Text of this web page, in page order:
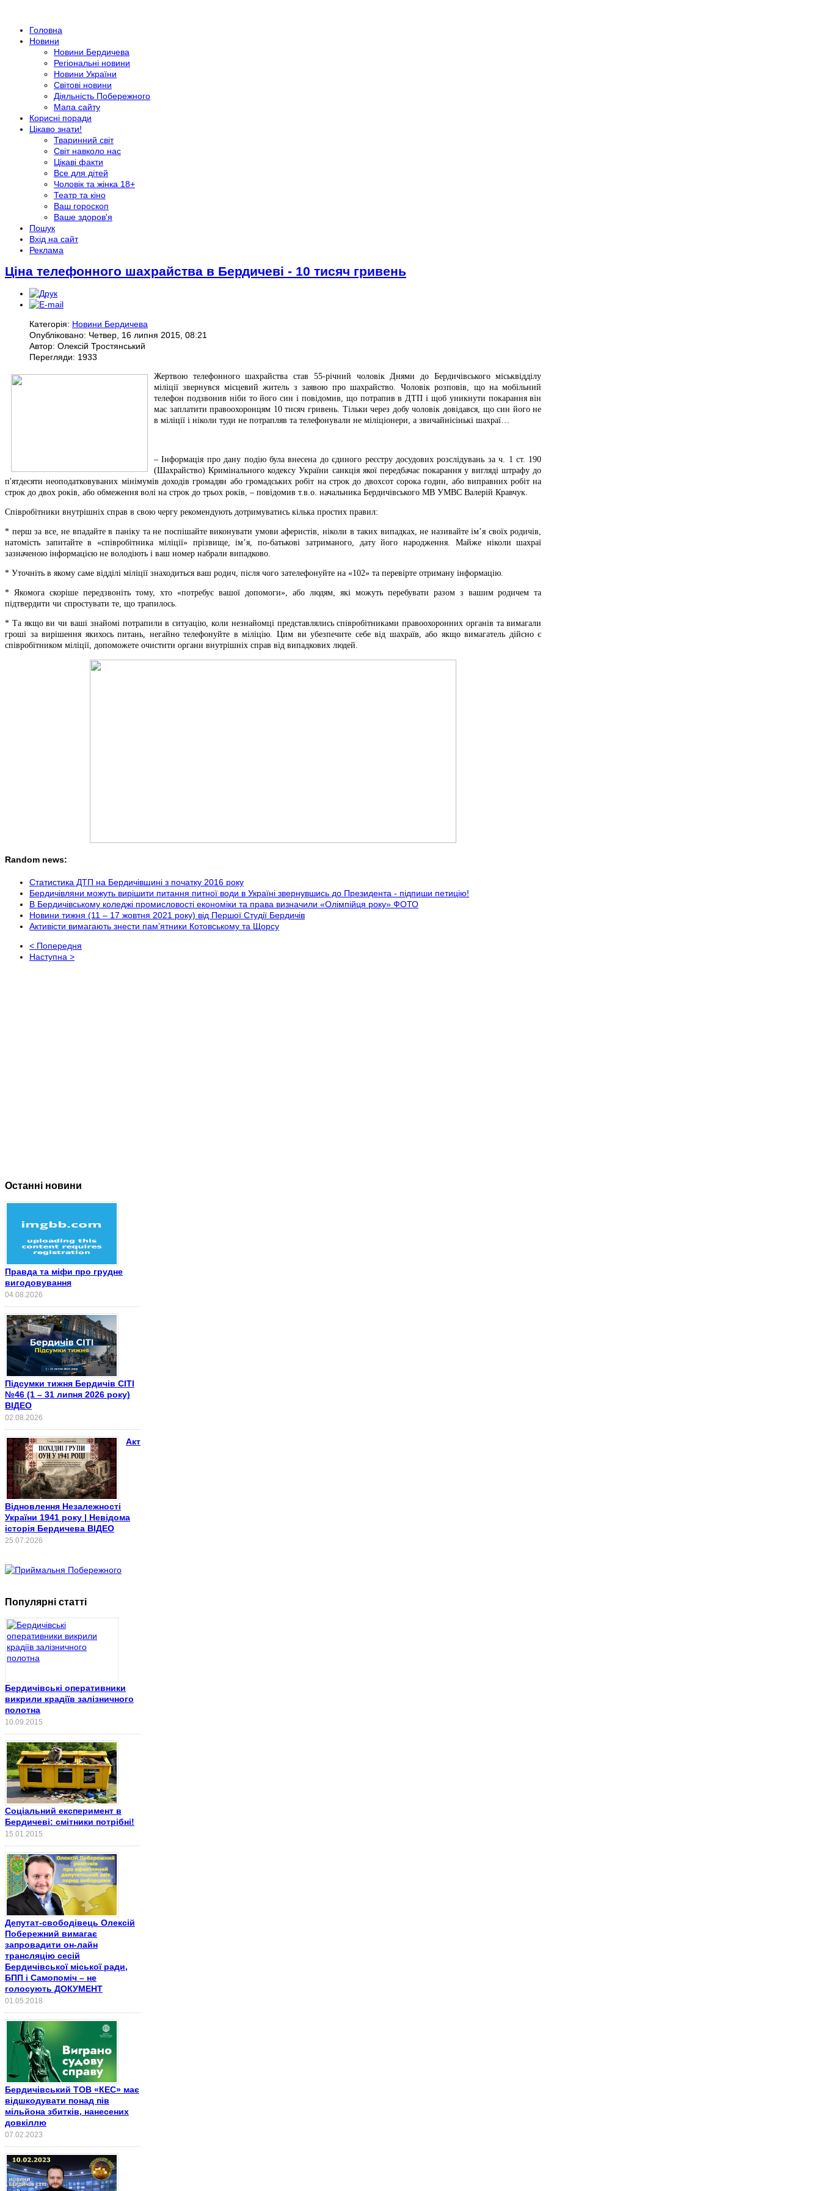
Головна
Новини
Новини Бердичева
Регіональні новини
Новини України
Світові новини
Діяльність Побережного
Мапа сайту
Корисні поради
Цікаво знати!
Тваринний світ
Світ навколо нас
Цікаві факти
Все для дітей
Чоловік та жінка 18+
Театр та кіно
Ваш гороскоп
Ваше здоров'я
Пошук
Вхід на сайт
Реклама
Ціна телефонного шахрайства в Бердичеві - 10 тисяч гривень
Категорія: Новини Бердичева
Опубліковано: Четвер, 16 липня 2015, 08:21
Автор: Олексій Тростянський
Перегляди: 1933
Жертвою телефонного шахрайства став 55-річний чоловік Днями до Бердичівського міськвідділу
міліції звернувся місцевий житель з заявою про шахрайство. Чоловік розповів, що на мобільний
телефон подзвонив ніби то його син і повідомив, що потрапив в ДТП і щоб уникнути покарання він
має заплатити правоохоронцям 10 тисяч гривень. Тільки через добу чоловік довідався, що син його не
в міліції і ніколи туди не потрапляв та телефонували не міліціонери, а звичайнісінькі шахраї…
– Інформація про дану подію була внесена до єдиного реєстру досудових розслідувань за ч. 1 ст. 190
(Шахрайство) Кримінального кодексу України санкція якої передбачає покарання у вигляді штрафу до
п'ятдесяти неоподатковуваних мінімумів доходів громадян або громадських робіт на строк до двохсот сорока годин, або виправних робіт на
строк до двох років, або обмеження волі на строк до трьох років, – повідомив т.в.о. начальника Бердичівського МВ УМВС Валерій Кравчук.
Співробітники внутрішніх справ в свою чергу рекомендують дотримуватись кілька простих правил:
* перш за все, не впадайте в паніку та не поспішайте виконувати умови аферистів, ніколи в таких випадках, не називайте ім’я своїх родичів,
натомість запитайте в «співробітника міліції» прізвище, ім’я, по-батькові затриманого, дату його народження. Майже ніколи шахраї
зазначеною інформацією не володіють і ваш номер набрали випадково.
* Уточніть в якому саме відділі міліції знаходиться ваш родич, після чого зателефонуйте на «102» та перевірте отриману інформацію.
* Якомога скоріше передзвоніть тому, хто «потребує вашої допомоги», або людям, які можуть перебувати разом з вашим родичем та
підтвердити чи спростувати те, що трапилось.
* Та якщо ви чи ваші знайомі потрапили в ситуацію, коли незнайомці представлялись співробітниками правоохоронних органів та вимагали
гроші за вирішення якихось питань, негайно телефонуйте в міліцію. Цим ви убезпечите себе від шахраїв, або якщо вимагатель дійсно є
співробітником міліції, допоможете очистити органи внутрішніх справ від випадкових людей.
Random news:
Статистика ДТП на Бердичівщині з початку 2016 року
Бердичівляни можуть вирішити питання питної води в Україні звернувшись до Президента - підпиши петицію!
В Бердичівському коледжі промисловості економіки та права визначили «Олімпійця року» ФОТО
Новини тижня (11 – 17 жовтня 2021 року) від Першої Студії Бердичів
Активісти вимагають знести пам’ятники Котовському та Щорсу
< Попередня
Наступна >
Останні новини
Правда та міфи про грудне
вигодовування
04.08.2026
Підсумки тижня Бердичів СІТІ
№46 (1 – 31 липня 2026 року)
ВІДЕО
02.08.2026
Акт
Відновлення Незалежності
України 1941 року | Невідома
історія Бердичева ВІДЕО
25.07.2026
Популярні статті
Бердичівські оперативники
викрили крадіїв залізничного
полотна
10.09.2015
Соціальний експеримент в
Бердичеві: смітники потрібні!
15.01.2015
Депутат-свободівець Олексій
Побережний вимагає
запровадити он-лайн
трансляцію сесій
Бердичівської міської ради,
БПП і Самопоміч – не
голосують ДОКУМЕНТ
01.05.2018
Бердичівський ТОВ «КЕС» має
відшкодувати понад пів
мільйона збитків, нанесених
довкіллю
07.02.2023